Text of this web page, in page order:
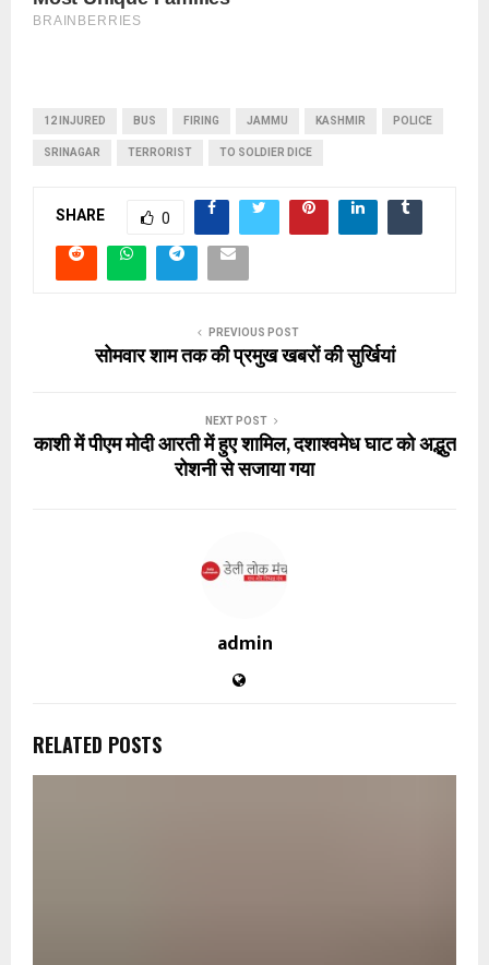
12 INJURED BUS FIRING JAMMU KASHMIR POLICE
SRINAGAR TERRORIST TO SOLDIER DICE
SHARE 0
PREVIOUS POST
सोमवार शाम तक की प्रमुख खबरों की सुर्खियां
NEXT POST
काशी में पीएम मोदी आरती में हुए शामिल, दशाश्वमेध घाट को अद्भुत
रोशनी से सजाया गया
admin
RELATED POSTS